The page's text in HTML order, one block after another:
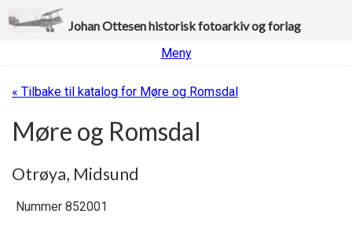
Johan Ottesen historisk fotoarkiv og forlag
Meny
« Tilbake til katalog for Møre og Romsdal
Møre og Romsdal
Otrøya, Midsund
Nummer 852001